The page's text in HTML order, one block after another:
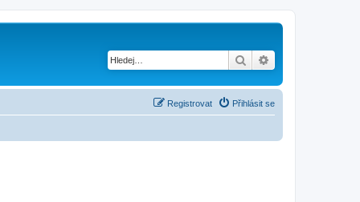
Hledat
Přihlásit se
Registrovat